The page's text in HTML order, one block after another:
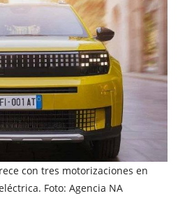
con tres motorizaciones en
Foto: Agencia NA